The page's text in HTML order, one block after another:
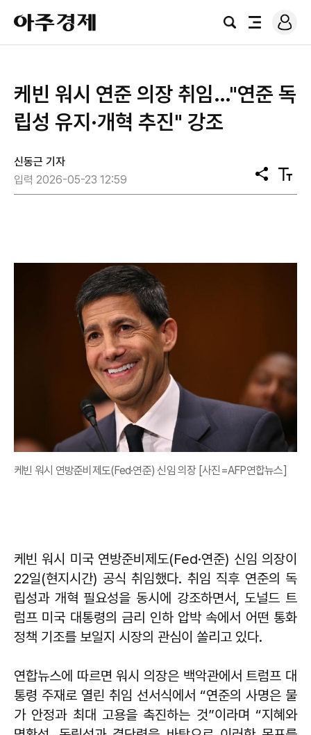
아
주
경
검
전
로
그
케빈 워시 연준 의장 취임…"연준 독
립성 유지·개혁 추진" 강조
신동근 기자
입력 2026-05-23 12:59
공
유
텍
스
케빈 워시 연방준비제도(Fed·연준) 신임 의장 [사진=AFP연합뉴스]
케빈 워시 미국 연방준비제도(Fed·연준) 신임 의장이
22일(현지시간) 공식 취임했다. 취임 직후 연준의 독
립성과 개혁 필요성을 동시에 강조하면서, 도널드 트
럼프 미국 대통령의 금리 인하 압박 속에서 어떤 통화
정책 기조를 보일지 시장의 관심이 쏠리고 있다.
연합뉴스에 따르면 워시 의장은 백악관에서 트럼프 대
통령 주재로 열린 취임 선서식에서 “연준의 사명은 물
가 안정과 최대 고용을 촉진하는 것”이라며 “지혜와